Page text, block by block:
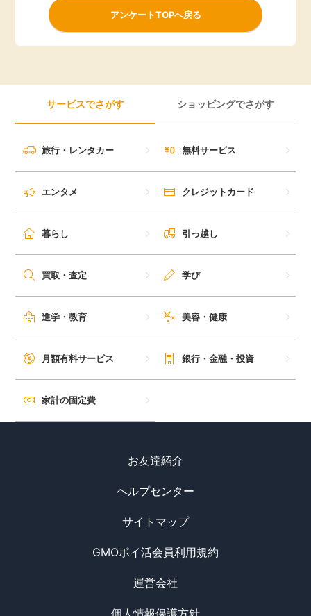
アンケートTOPへ戻る
サービスでさがす ショッピングでさがす
旅行・レンタカー 無料サービス
エンタメ クレジットカード
暮らし 引っ越し
買取・査定 学び
進学・教育 美容・健康
月額有料サービス 銀行・金融・投資
家計の固定費
お友達紹介
ヘルプセンター
サイトマップ
GMOポイ活会員利用規約
運営会社
個人情報保護方針